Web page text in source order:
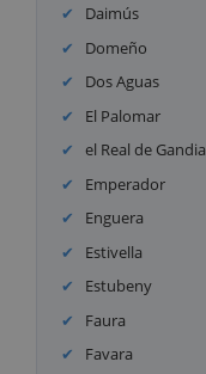
Daimús
Domeño
Dos Aguas
El Palomar
el Real de Gandia
Emperador
Enguera
Estivella
Estubeny
Faura
Favara